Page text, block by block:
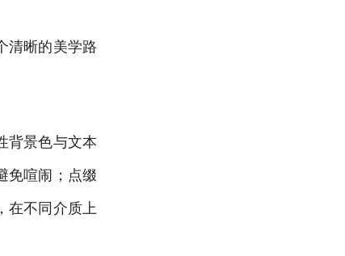
清晰的美学路
背景色与文本
免喧闹；点缀
在不同介质上